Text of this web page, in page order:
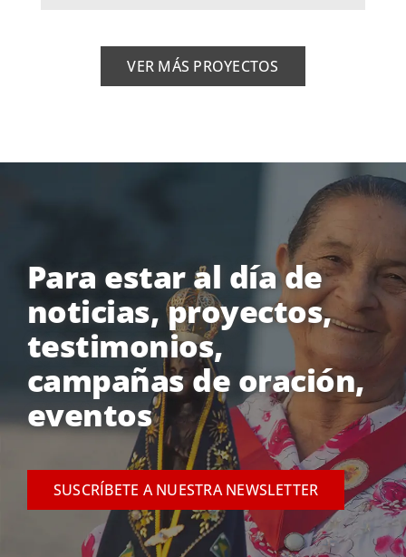
VER MÁS PROYECTOS
Para estar al día de
noticias, proyectos,
testimonios,
campañas de oración,
eventos
SUSCRÍBETE A NUESTRA NEWSLETTER